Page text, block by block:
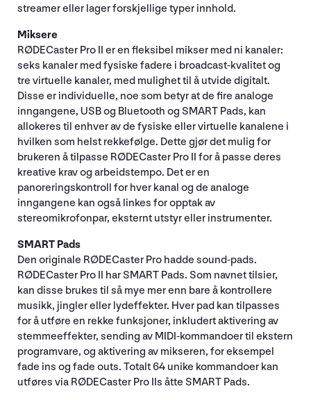
streamer eller lager forskjellige typer innhold.
Miksere
RØDECaster Pro II er en fleksibel mikser med ni kanaler:
seks kanaler med fysiske fadere i broadcast-kvalitet og
tre virtuelle kanaler, med mulighet til å utvide digitalt.
Disse er individuelle, noe som betyr at de fire analoge
inngangene, USB og Bluetooth og SMART Pads, kan
allokeres til enhver av de fysiske eller virtuelle kanalene i
hvilken som helst rekkefølge. Dette gjør det mulig for
brukeren å tilpasse RØDECaster Pro II for å passe deres
kreative krav og arbeidstempo. Det er en
panoreringskontroll for hver kanal og de analoge
inngangene kan også linkes for opptak av
stereomikrofonpar, eksternt utstyr eller instrumenter.
SMART Pads
Den originale RØDECaster Pro hadde sound-pads.
RØDECaster Pro II har SMART Pads. Som navnet tilsier,
kan disse brukes til så mye mer enn bare å kontrollere
musikk, jingler eller lydeffekter. Hver pad kan tilpasses
for å utføre en rekke funksjoner, inkludert aktivering av
stemmeeffekter, sending av MIDI-kommandoer til ekstern
programvare, og aktivering av mikseren, for eksempel
fade ins og fade outs. Totalt 64 unike kommandoer kan
utføres via RØDECaster Pro IIs åtte SMART Pads.